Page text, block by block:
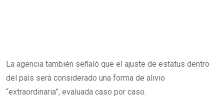
La agencia también señaló que el ajuste de estatus dentro
del país será considerado una forma de alivio
“extraordinaria”, evaluada caso por caso.